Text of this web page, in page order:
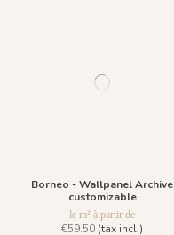
Borneo - Wallpanel Archive
customizable
le m² à partir de
€59.50 (tax incl.)